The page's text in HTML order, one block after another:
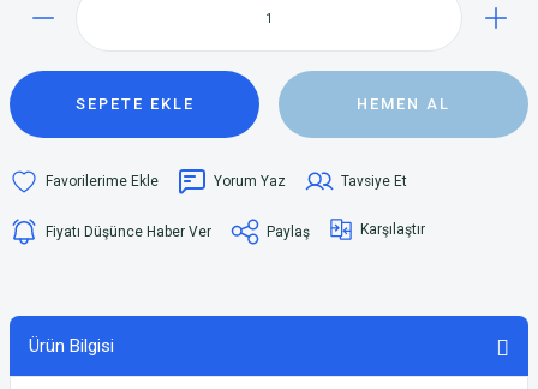
SEPETE EKLE HEMEN AL
Yorum Yaz Tavsiye Et
Fiyatı Düşünce Haber Ver Paylaş Karşılaştır
Ürün Bilgisi